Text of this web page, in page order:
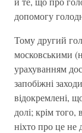
допомогу
Тому другий
московськими
урахуванням
запобіжні
відокремлені,
долі; крім того,
ніхто про це не